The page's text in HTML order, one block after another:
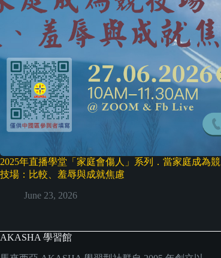
2025年直播學堂「家庭會傷人」系列．當家庭成為競
技場：比較、羞辱與成就焦慮
June 23, 2026
AKASHA 學習館